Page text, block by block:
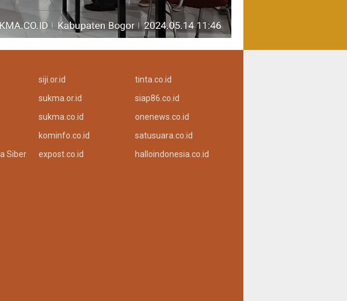
Siber
siji.or.id
sukma.or.id
sukma.co.id
kominfo.co.id
expost.co.id
tinta.co.id
siap86.co.id
onenews.co.id
satusuara.co.id
halloindonesia.co.id